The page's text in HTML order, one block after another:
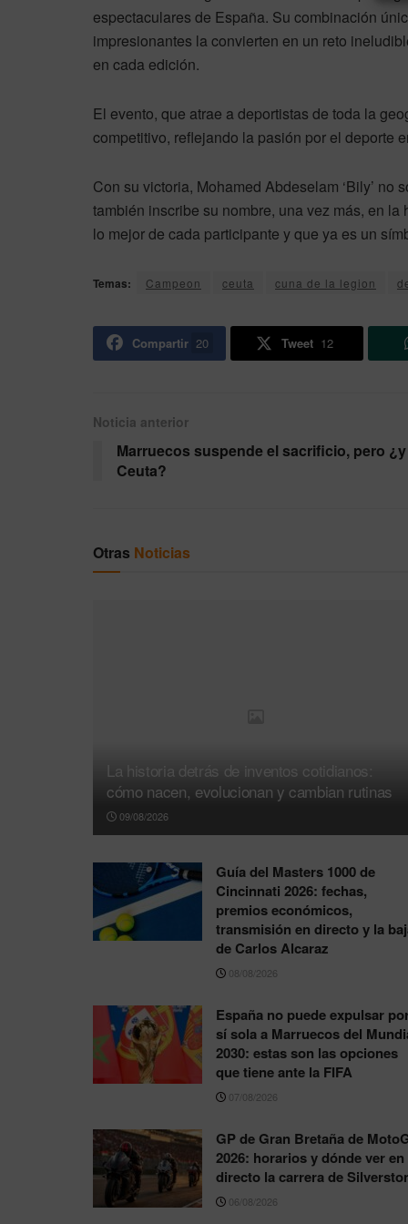
espectaculares de España. Su combinación
impresionantes la convierten en un reto
en cada edición.
El evento, que atrae a deportistas de toda la
competitivo, reflejando la pasión por el deporte
Con su victoria, Mohamed Abdeselam ‘Bily’
también inscribe su nombre, una vez más, en
lo mejor de cada participante y que ya es un
Temas: Campeon ceuta cuna de la legion
Compartir 20 Tweet 12
Noticia anterior
Marruecos suspende el sacrificio, pero ¿y
Ceuta?
Otras Noticias
La historia detrás de inventos cotidianos:
cómo nacen, evolucionan y cambian rutinas
09/08/2026
Guía del Masters 1000 de
Cincinnati 2026: fechas,
premios económicos,
transmisión en directo y la
de Carlos Alcaraz
08/08/2026
España no puede expulsar
sí sola a Marruecos del
2030: estas son las opciones
que tiene ante la FIFA
07/08/2026
GP de Gran Bretaña de
2026: horarios y dónde ver en
directo la carrera de
06/08/2026